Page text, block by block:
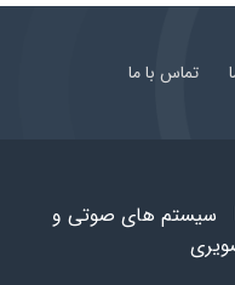
تماس با ما
سیستم های صوتی و